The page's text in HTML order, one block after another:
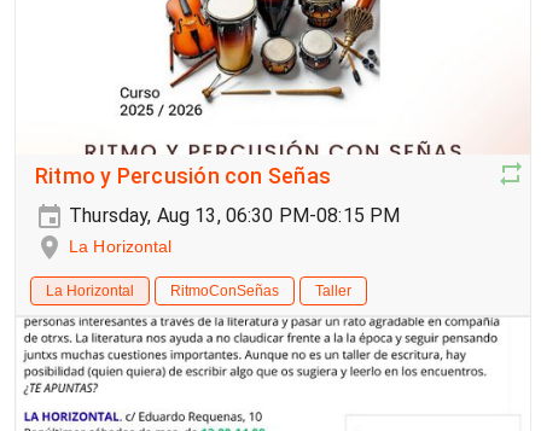
Ritmo y Percusión con Señas
Thursday, Aug 13, 06:30 PM-08:15 PM
La Horizontal
La Horizontal RitmoConSeñas Taller